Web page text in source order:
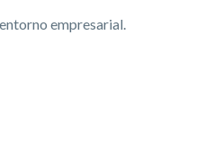
empresarial.